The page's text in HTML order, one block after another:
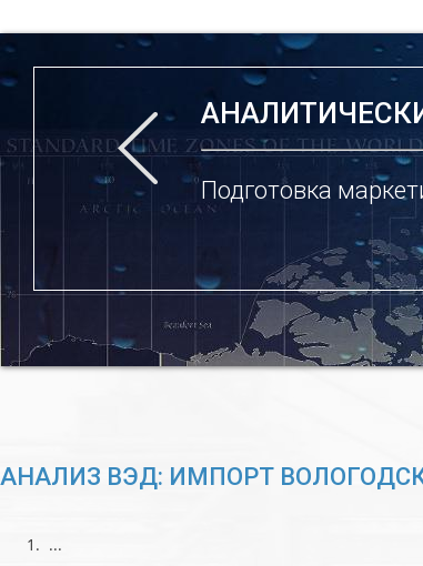
Подготовка
АНАЛИЗ ВЭД: ИМПОРТ
...